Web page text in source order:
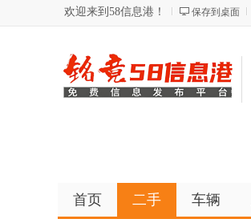
欢迎来到58信息港！ 保存到桌面
首页 二手 车辆